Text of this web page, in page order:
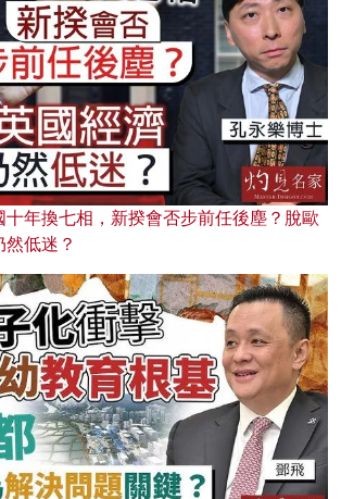
年換七相，新揆會否步前任後塵？脫歐
低迷？